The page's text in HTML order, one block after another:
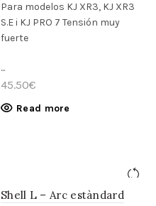
Para modelos KJ XR3, KJ XR3
S.E i KJ PRO 7 Tensión muy
fuerte
...
45.50€
Read more
Shell L – Arc estàndard